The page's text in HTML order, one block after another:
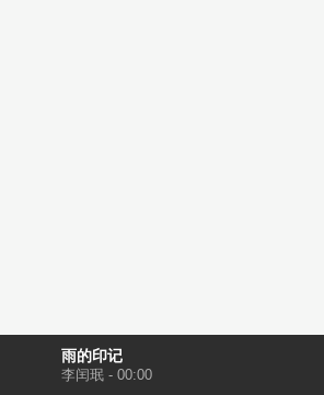
雨的印记
李闰珉 - 00:00